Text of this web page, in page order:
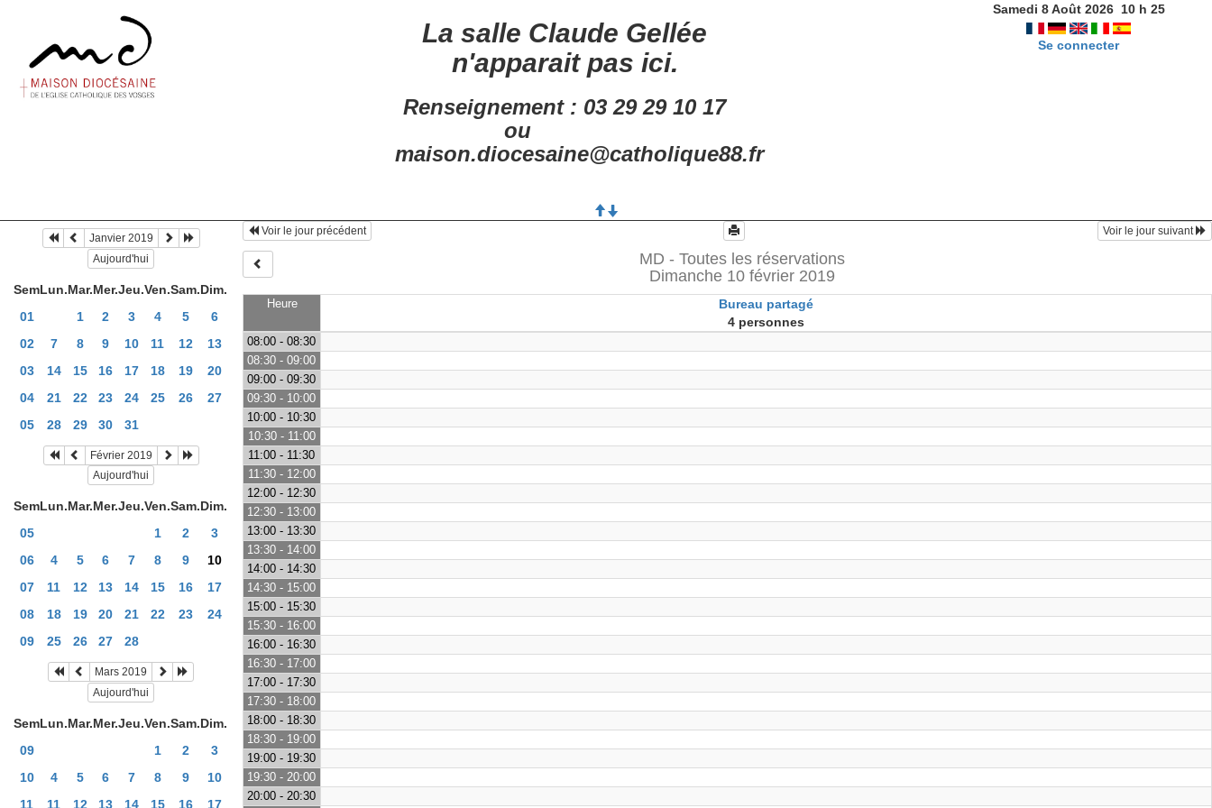
La salle Claude Gellée
n'apparait pas ici.
Renseignement : 03 29 29 10 17
ou
maison.diocesaine@catholique88.fr
Samedi 8 Août 2026 10h 25
Se connecter
Janvier 2019
Aujourd'hui
SemLun.Mar.Mer.Jeu.Ven.Sam.Dim.
01
1 2 3 4 5
6
02
7 8 9 10 11 12
13
03
14 15 16 17 18 19
20
04
21 22 23 24 25 26
27
05
28 29 30 31
Février 2019
Aujourd'hui
SemLun.Mar.Mer.Jeu.Ven.Sam.Dim.
05
1 2
3
06
4 5 6 7 8 9
10
07
11 12 13 14 15 16
17
08
18 19 20 21 22 23
24
09
25 26 27 28
Mars 2019
Aujourd'hui
SemLun.Mar.Mer.Jeu.Ven.Sam.Dim.
09
1 2
3
10
4 5 6 7 8 9
10
11
11 12 13 14 15 16 17
Heure
Bureau partagé
4 personnes
Voir le jour précédent Voir le jour suivant
MD - Toutes les réservations
Dimanche 10 février 2019
08:00 - 08:30
08:30 - 09:00
09:00 - 09:30
09:30 - 10:00
10:00 - 10:30
10:30 - 11:00
11:00 - 11:30
11:30 - 12:00
12:00 - 12:30
12:30 - 13:00
13:00 - 13:30
13:30 - 14:00
14:00 - 14:30
14:30 - 15:00
15:00 - 15:30
15:30 - 16:00
16:00 - 16:30
16:30 - 17:00
17:00 - 17:30
17:30 - 18:00
18:00 - 18:30
18:30 - 19:00
19:00 - 19:30
19:30 - 20:00
20:00 - 20:30